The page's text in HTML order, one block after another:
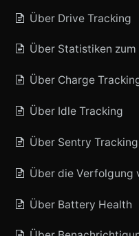
Über Drive Tracking
Über Statistiken zum
Über Charge
Über Idle Tracking
Über Sentry Tracking
Über die Verfolgung
Über Battery Health